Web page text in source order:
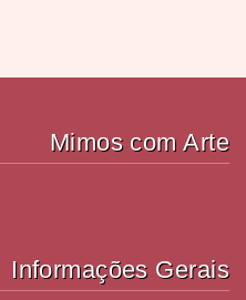
Mimos com Arte
Informações Gerais